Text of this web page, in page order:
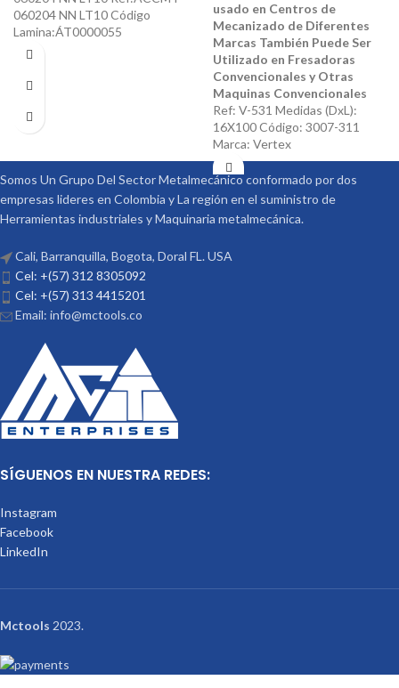
060204 NN LT10 Código
Lamina:ÁT0000055
usado en Centros de
Mecanizado de Diferentes
Marcas También Puede Ser
Utilizado en Fresadoras
Convencionales y Otras
Maquinas Convencionales
Ref: V-531 Medidas (DxL):
16X100 Código: 3007-311
Marca: Vertex
Somos Un Grupo Del Sector Metalmecánico conformado por dos
empresas lideres en Colombia y La región en el suministro de
Herramientas industriales y Maquinaria metalmecánica.
Cali, Barranquilla, Bogota, Doral FL. USA
Cel: +(57) 312 8305092
Cel: +(57) 313 4415201
Email: info@mctools.co
SÍGUENOS EN NUESTRA REDES:
Instagram
Facebook
LinkedIn
Mctools 2023.